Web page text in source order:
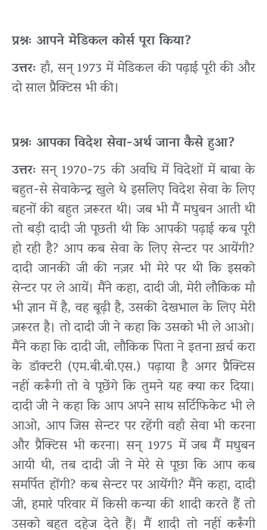
प्रश्नः आपने मेडिकल कोर्स पूरा किया?
उत्तरःहाँ, सन् 1973 में मेडिकल की पढ़ाई पूरी की और
दो साल प्रैक्टिस भी की।
प्रश्नः आपका विदेश सेवा-अर्थ जाना कैसे हुआ?
उत्तरः सन् 1970-75 की अवधि में विदेशों में बाबा के
बहुत-से सेवाकेन्द्र खुले थे इसलिए विदेश सेवा के लिए
बहनों की बहुत ज़रूरत थी। जब भी मैं मधुबन आती थी
तो बड़ी दादी जी पूछती थी कि आपकी पढ़ाई कब पूरी
हो रही है? आप कब सेवा के लिए सेन्टर पर आयेंगी?
दादी जानकी जी की नज़र भी मेरे पर थी कि इसको
सेन्टर पर ले आयें। मैंने कहा, दादी जी, मेरी लौकिक माँ
भी ज्ञान में है, वह बूढ़ी है, उसकी देखभाल के लिए मेरी
ज़रूरत है। तो दादी जी ने कहा कि उसको भी ले आओ।
मैंने कहा कि दादी जी, लौकिक पिता ने इतना ख़र्च करा
के डॉक्टरी (एम.बी.बी.एस.) पढ़ाया है अगर प्रैक्टिस
नहीं करूँगी तो वे पूछेंगे कि तुमने यह क्या कर दिया।
दादी जी ने कहा कि आप अपने साथ सर्टिफिकेट भी ले
आओ, आप जिस सेन्टर पर रहेंगी वहाँ सेवा भी करना
और प्रैक्टिस भी करना। सन् 1975 में जब मैं मधुबन
आयी थी, तब दादी जी ने मेरे से पूछा कि आप कब
समर्पित होंगी? कब सेन्टर पर आयेंगी? मैंने कहा, दादी
जी, हमारे परिवार में किसी कन्या की शादी करते हैं तो